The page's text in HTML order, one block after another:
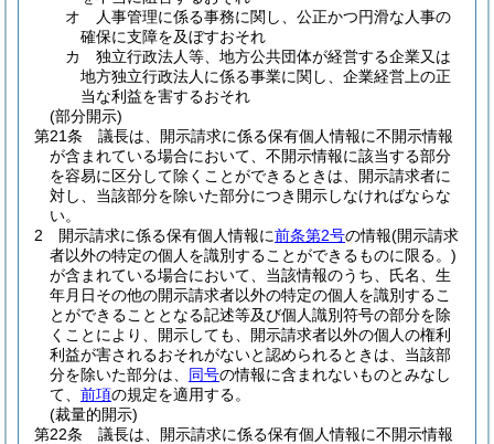
オ
人事管理に係る事務に関し、公正かつ円滑な人事の
確保に支障を及ぼすおそれ
カ
独立行政法人等、地方公共団体が経営する企業又は
地方独立行政法人に係る事業に関し、企業経営上の正
当な利益を害するおそれ
(部分開示)
第21条
議長は、開示請求に係る保有個人情報に不開示情報
が含まれている場合において、不開示情報に該当する部分
を容易に区分して除くことができるときは、開示請求者に
対し、当該部分を除いた部分につき開示しなければならな
い。
2
開示請求に係る保有個人情報に前条第2号の情報(開示請求
者以外の特定の個人を識別することができるものに限る。)
が含まれている場合において、当該情報のうち、氏名、生
年月日その他の開示請求者以外の特定の個人を識別するこ
とができることとなる記述等及び個人識別符号の部分を除
くことにより、開示しても、開示請求者以外の個人の権利
利益が害されるおそれがないと認められるときは、当該部
分を除いた部分は、 同号の情報に含まれないものとみなし
て、 前項の規定を適用する。
(裁量的開示)
第22条
議長は、開示請求に係る保有個人情報に不開示情報